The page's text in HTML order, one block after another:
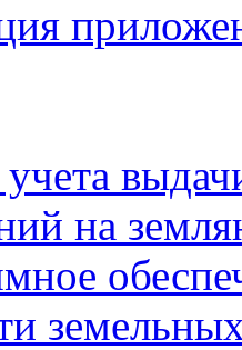
на